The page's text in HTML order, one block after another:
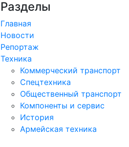
Разделы
Главная
Новости
Репортаж
Техника
Коммерческий транспорт
Спецтехника
Общественный транспорт
Компоненты и сервис
История
Армейская техника